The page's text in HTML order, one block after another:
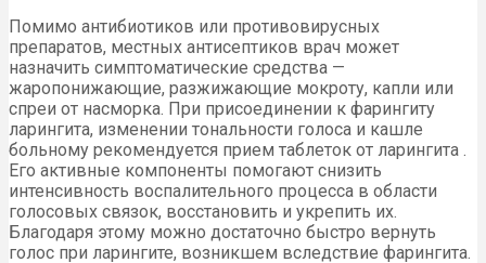
Помимо антибиотиков или противовирусных
препаратов, местных антисептиков врач может
назначить симптоматические средства —
жаропонижающие, разжижающие мокроту, капли или
спреи от насморка. При присоединении к фарингиту
ларингита, изменении тональности голоса и кашле
больному рекомендуется прием таблеток от ларингита .
Его активные компоненты помогают снизить
интенсивность воспалительного процесса в области
голосовых связок, восстановить и укрепить их.
Благодаря этому можно достаточно быстро вернуть
голос при ларингите, возникшем вследствие фарингита.